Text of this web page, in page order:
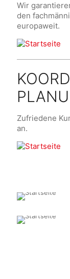
Wir
den
europaweit.
Zufriedene
an.